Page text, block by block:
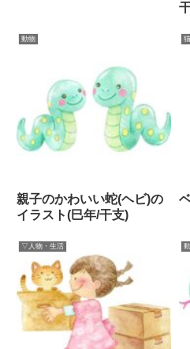
動物
親子のかわいい蛇(ヘビ)の
イラスト(巳年/干支)
猫
▽人物・生活